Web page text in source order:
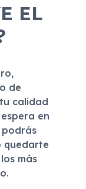
EL
de
calidad
en
podrás
quedarte
más